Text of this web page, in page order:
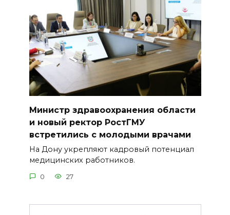
Министр здравоохранения области
и новый ректор РостГМУ
встретились с молодыми врачами
На Дону укрепляют кадровый потенциал
медицинских работников.
0 27